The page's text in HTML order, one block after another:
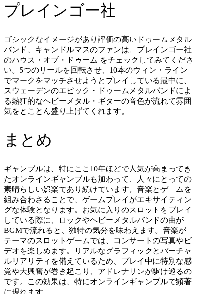
プレインゴー社
ゴシックなイメージがあり評価の高いドゥームメタル
バンド、キャンドルマスのファンは、プレインゴー社
のハウス・オブ・ドゥーム をチェックしてみてくださ
い。 5つのリールを回転させ、 10本のウィン・ライン
でマークをマッチさせようとプレイしている最中に、
スウェーデンのエピック・ドゥームメタルバンドによ
る熱狂的なヘビーメタル・ギターの音色が流れて雰囲
気をとことん盛り上げてくれます。
まとめ
ギャンブルは、特にここ 10年ほどで人気が高まってき
たオンラインギャンブルも加わって、人々にとっての
素晴らしい娯楽であり続けています。音楽とゲームを
組み合わさることで、ゲームプレイがエキサイティン
グな体験となります。お気に入りのスロットをプレイ
している際に、ロックやヘビーメタルバンドの曲が
BGMで流れると、独特の気分を味わえます。音楽が
テーマのスロットゲームでは、コンサートの写真やビ
デオを楽しめます。リアルなグラフィックとバーチャ
ルリアリティを備えているため、プレイ中に特別な感
覚や大興奮が巻き起こり、アドレナリンが駆け巡るの
です。この効果は、特にオンラインギャンブルで顕著
に現れます。